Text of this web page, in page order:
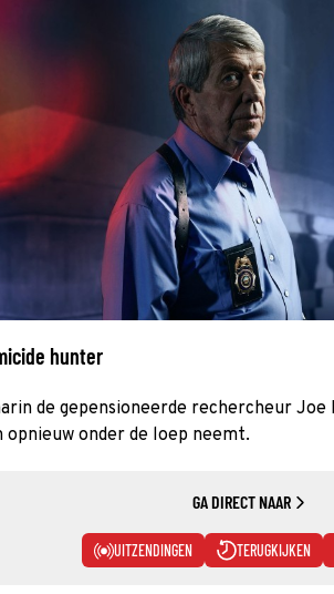
hunter
de gepensioneerde rechercheur
opnieuw onder de loep neemt.
GA DIRECT NAAR
UITZENDINGEN TERUGKIJKEN